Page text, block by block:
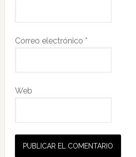
Correo electrónico *
Web